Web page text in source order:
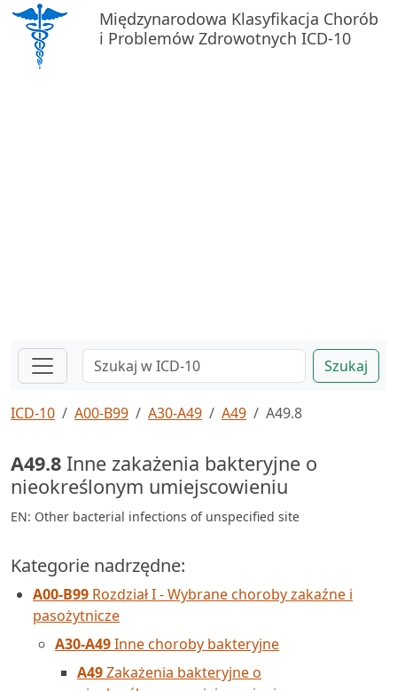
Międzynarodowa Klasyfikacja Chorób
i Problemów Zdrowotnych ICD-10
Szukaj
ICD-10 A00-B99 A30-A49 A49 A49.8
A49.8 Inne zakażenia bakteryjne o
nieokreślonym umiejscowieniu
EN: Other bacterial infections of unspecified site
Kategorie nadrzędne:
A00-B99 Rozdział I - Wybrane choroby zakaźne i
pasożytnicze
A30-A49Inne choroby bakteryjne
A49Zakażenia bakteryjne o